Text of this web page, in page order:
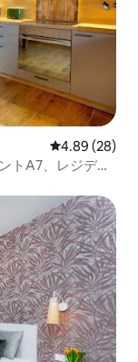
レビュー28
4.89 (28)
トA7、レジデン